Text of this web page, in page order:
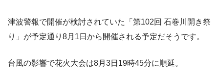
津波警報で開催が検討されていた「第102回 石巻川開き祭
り」が予定通り8月1日から開催される予定だそうです。
台風の影響で花火大会は8月3日19時45分に順延。